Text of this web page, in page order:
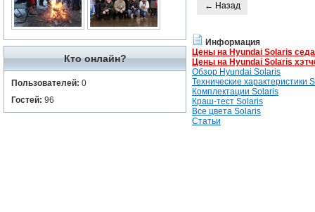
Кто онлайн?
Пользователей: 0
Гостей: 96
← Назад
Информация
Цены на Hyundai Solaris
Цены на Hyundai Solaris
Обзор Hyundai Solaris
Технические характеристики
Комплектации Solaris
Краш-тест Solaris
Все цвета Solaris
Статьи